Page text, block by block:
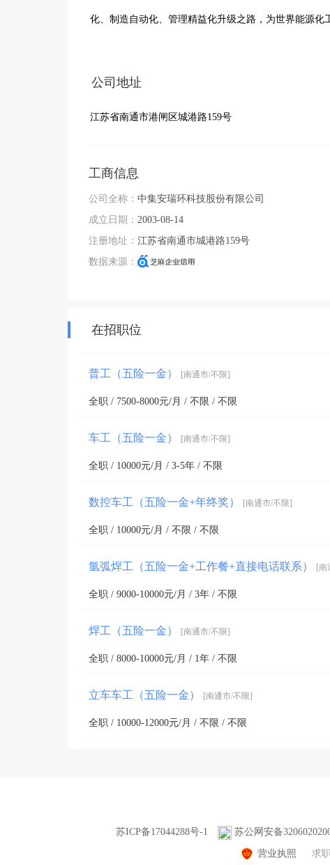
化、制造自动化、管理精益化升级之路，为世界能源
保持领先，全年营业收入超35亿元，产品远销亚洲、
公司地址
江苏省南通市港闸区城港路159号
工商信息
公司全称： 中集安瑞环科技股份有限公司
成立日期： 2003-08-14
注册地址： 江苏省南通市城港路159号
数据来源：
在招职位
普工（五险一金） [南通市/不限]
全职 / 7500-8000元/月 / 不限 / 不限
车工（五险一金） [南通市/不限]
全职 / 10000元/月 / 3-5年 / 不限
数控车工（五险一金+年终奖） [南通市/不限]
全职 / 10000元/月 / 不限 / 不限
氩弧焊工（五险一金+工作餐+直接电话联系） [南
全职 / 9000-10000元/月 / 3年 / 不限
焊工（五险一金） [南通市/不限]
全职 / 8000-10000元/月 / 1年 / 不限
立车车工（五险一金） [南通市/不限]
全职 / 10000-12000元/月 / 不限 / 不限
苏ICP备17044288号-1 苏公网安备
营业执照 求